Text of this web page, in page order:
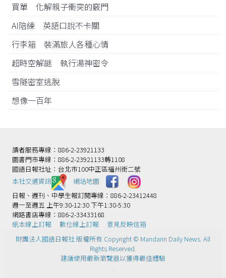
買單 化解親子衝突的竅門
AI陪練 英語口說不卡關
行李箱 裝滿旅人各種心情
超時空解謎 執行湯神密令
雪隧密室逃脫
想像一百年
讀者服務專線：886-2-23921133
圖書門市專線：886-2-23921133轉1108
國語日報社址：台北市100中正區福州街二號
本社交通資訊️
網站地圖
日報、週刊、中學生報訂閱專線：886-2-23412448
週一至週五 上午9:30-12:30 下午1:30-5:30
網路書店專線：886-2-33433168
紙本線上訂報
數位線上訂報
意見反映信箱
財團法人國語日報社 版權所有 Copyright © Mandarin Daily News. All
Rights Reserved.
建議使用最新瀏覽器以獲得最佳體驗
.